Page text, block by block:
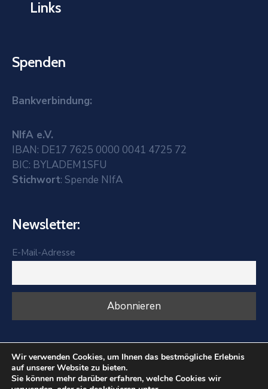
Links
Spenden
Bankverbindung:
NIfA e.V.
IBAN: DE17 7625 0000 0041 4725 72
BIC: BYLADEM1SFU
Stichwort: Spende NIfA
Newsletter:
E-Mail-Adresse
Wir verwenden Cookies, um Ihnen das bestmögliche Erlebnis
auf unserer Website zu bieten.
Sie können mehr darüber erfahren, welche Cookies wir